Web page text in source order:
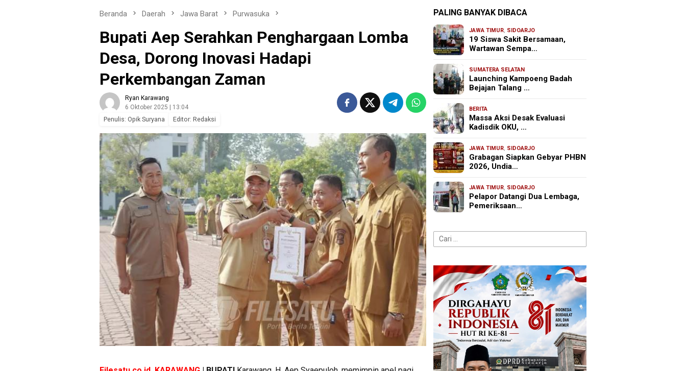
Beranda Daerah Jawa Barat Purwasuka
Bupati Aep Serahkan Penghargaan Lomba
Desa, Dorong Inovasi Hadapi
Perkembangan Zaman
Ryan Karawang
6 Oktober 2025 | 13:04
Penulis: Opik Suryana Editor: Redaksi
PALING BANYAK DIBACA
JAWA TIMUR, SIDOARJO
19 Siswa Sakit Bersamaan,
Wartawan Sempa…
SUMATERA SELATAN
Launching Kampoeng Badah
Bejajan Talang …
BERITA
Massa Aksi Desak Evaluasi
Kadisdik OKU, …
JAWA TIMUR, SIDOARJO
Grabagan Siapkan Gebyar PHBN
2026, Undia…
JAWA TIMUR, SIDOARJO
Pelapor Datangi Dua Lembaga,
Pemeriksaan…
Cari
untuk: